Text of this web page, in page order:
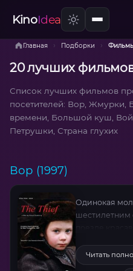
KinoIdea
Главная › Подборки ›
20 лучших
Список лучших фильмов
посетителей: Вор, Жмурки,
времени, Большой куш,
Петрушки, Страна глухих
Вор (1997)
Одинокая
шестилетним
очень
влюбляется в
Читать